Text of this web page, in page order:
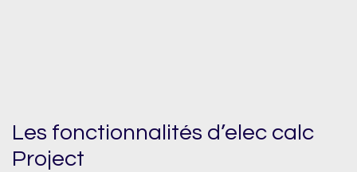
Les fonctionnalités d’elec calc
Project